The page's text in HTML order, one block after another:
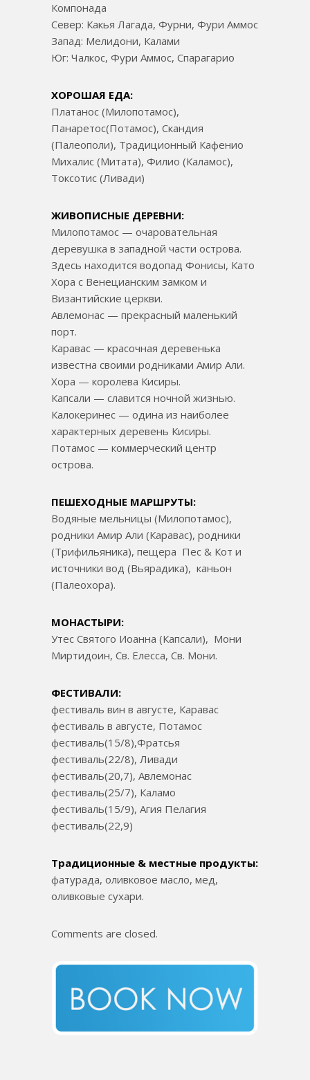
Компонада
Север: Какья Лагада, Фурни, Фури Аммос
Запад: Мелидони, Калами
Юг: Чалкос, Фури Аммос, Спарагарио
ХОРОШАЯ ЕДА:
Платанос (Милопотамос),
Панаретос(Потамос), Скандия
(Палеополи), Традиционный Кафенио
Михалис (Митата), Филио (Каламос),
Токсотис (Ливади)
ЖИВОПИСНЫЕ ДЕРЕВНИ:
Милопотамос — очаровательная
деревушка в западной части острова.
Здесь находится водопад Фонисы, Като
Хора с Венецианским замком и
Византийские церкви.
Авлемонас — прекрасный маленький
порт.
Каравас — красочная деревенька
известна своими родниками Амир Али.
Хора — королева Кисиры.
Капсали — славится ночной жизнью.
Калокеринес — одина из наиболее
характерных деревень Кисиры.
Потамос — коммерческий центр
острова.
ПЕШЕХОДНЫЕ МАРШРУТЫ:
Водяные мельницы (Милопотамос),
родники Амир Али (Каравас), родники
(Трифильяника), пещера Пес & Кот и
источники вод (Вьярадика), каньон
(Палеохора).
МОНАСТЫРИ:
Утес Святого Иоанна (Капсали), Мони
Миртидоин, Св. Елесса, Св. Мони.
ФЕСТИВАЛИ:
фестиваль вин в августе, Каравас
фестиваль в августе, Потамос
фестиваль(15/8),Фратсья
фестиваль(22/8), Ливади
фестиваль(20,7), Авлемонас
фестиваль(25/7), Каламо
фестиваль(15/9), Агия Пелагия
фестиваль(22,9)
Традиционные & местные продукты:
фатурада, оливковое масло, мед,
оливковые сухари.
Comments are closed.